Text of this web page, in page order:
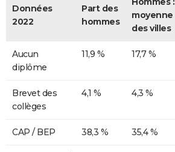
Données
2022
Part des
hommes
moyenne
des villes
Aucun
diplôme
11,9 % 17,7 %
Brevet des
collèges
4,1 % 4,3 %
CAP / BEP 38,3 % 35,4 %